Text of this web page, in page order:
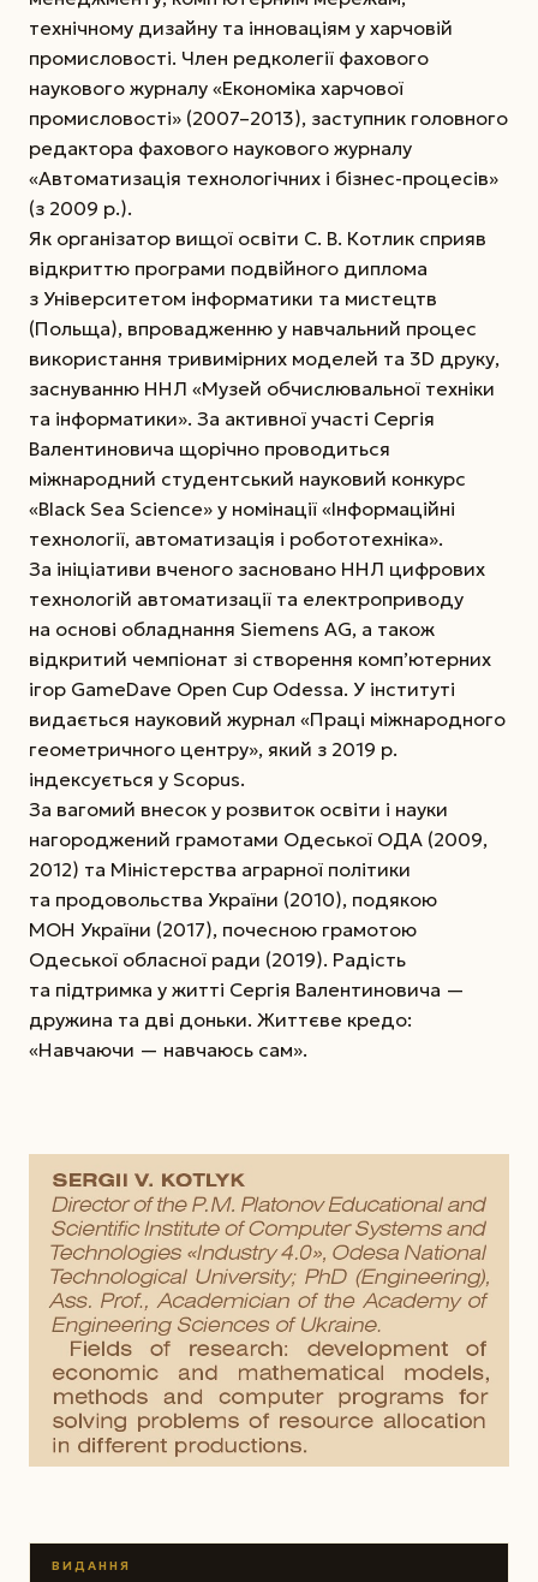
технічному дизайну та інноваціям у харчовій
промисловості. Член редколегії фахового
наукового журналу «Економіка харчової
промисловості» (2007–2013), заступник головного
редактора фахового наукового журналу
«Автоматизація технологічних і бізнес-процесів»
(з 2009 р.).
Як організатор вищої освіти С. В. Котлик сприяв
відкриттю програми подвійного диплома
з Університетом інформатики та мистецтв
(Польща), впровадженню у навчальний процес
використання тривимірних моделей та 3D друку,
заснуванню ННЛ «Музей обчислювальної техніки
та інформатики». За активної участі Сергія
Валентиновича щорічно проводиться
міжнародний студентський науковий конкурс
«Black Sea Science» у номінації «Інформаційні
технології, автоматизація і робототехніка».
За ініціативи вченого засновано ННЛ цифрових
технологій автоматизації та електроприводу
на основі обладнання Siemens AG, а також
відкритий чемпіонат зі створення комп’ютерних
ігор GameDave Open Cup Odessa. У інституті
видається науковий журнал «Праці міжнародного
геометричного центру», який з 2019 р.
індексується у Scopus.
За вагомий внесок у розвиток освіти і науки
нагороджений грамотами Одеської ОДА (2009,
2012) та Міністерства аграрної політики
та продовольства України (2010), подякою
МОН України (2017), почесною грамотою
Одеської обласної ради (2019). Радість
та підтримка у житті Сергія Валентиновича —
дружина та дві доньки. Життєве кредо:
«Навчаючи — навчаюсь сам».
ВИДАННЯ